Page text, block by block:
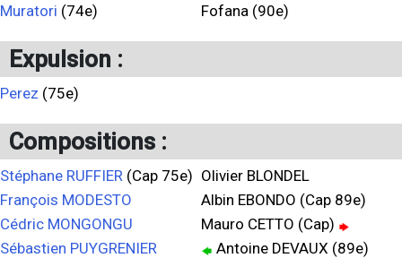
Muratori (74e)
Fofana (90e)
Expulsion :
Perez (75e)
Compositions :
Stéphane RUFFIER (Cap 75e)
François MODESTO
Cédric MONGONGU
Sébastien PUYGRENIER
Olivier BLONDEL
Albin EBONDO (Cap 89e)
Mauro CETTO (Cap)
Antoine DEVAUX (89e)